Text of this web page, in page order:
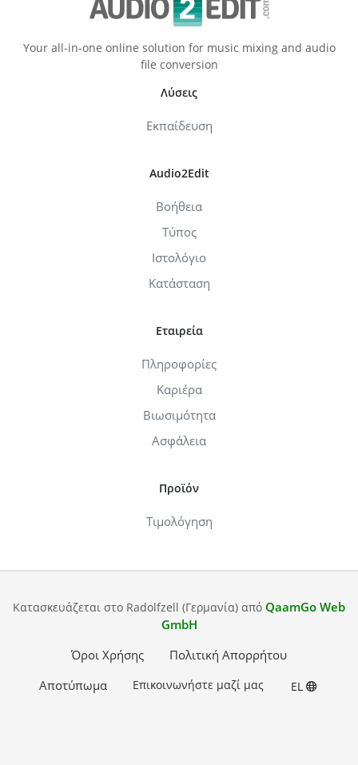
Your all-in-one online solution for music mixing and audio
file conversion
Λύσεις
Εκπαίδευση
Audio2Edit
Βοήθεια
Τύπος
Ιστολόγιο
Κατάσταση
Εταιρεία
Πληροφορίες
Καριέρα
Βιωσιμότητα
Ασφάλεια
Προϊόν
Τιμολόγηση
Κατασκευάζεται στο Radolfzell (Γερμανία) από QaamGo Web
GmbH
Όροι Χρήσης
Πολιτική Απορρήτου
Αποτύπωμα
Επικοινωνήστε μαζί μας EL